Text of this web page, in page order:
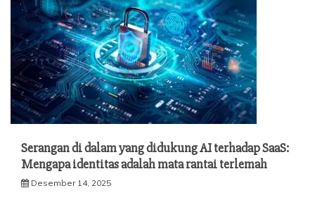
Serangan di dalam yang didukung AI terhadap SaaS:
Mengapa identitas adalah mata rantai terlemah
Desember 14, 2025